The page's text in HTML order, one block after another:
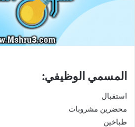
المسمي الوظيفي:
استقبال
محضرين مشروبات
طباخين